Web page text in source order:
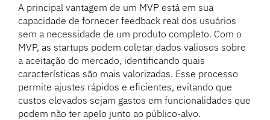
A principal vantagem de um MVP está em sua
capacidade de fornecer feedback real dos usuários
sem a necessidade de um produto completo. Com o
MVP, as startups podem coletar dados valiosos sobre
a aceitação do mercado, identificando quais
características são mais valorizadas. Esse processo
permite ajustes rápidos e eficientes, evitando que
custos elevados sejam gastos em funcionalidades que
podem não ter apelo junto ao público-alvo.